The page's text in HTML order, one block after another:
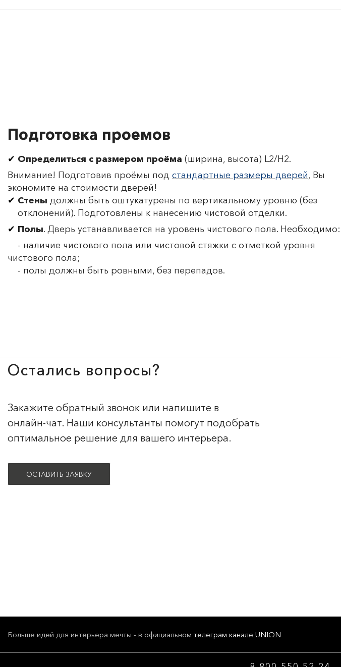
Подготовка проемов
Определиться с размером проёма (ширина, высота) L2/H2.
Внимание! Подготовив проёмы под стандартные размеры дверей, Вы
экономите на стоимости дверей!
Стены должны быть оштукатурены по вертикальному уровню (без
отклонений). Подготовлены к нанесению чистовой отделки.
Полы. Дверь устанавливается на уровень чистового пола. Необходимо:
- наличие чистового пола или чистовой стяжки с отметкой уровня
чистового пола;
- полы должны быть ровными, без перепадов.
Остались вопросы?
Закажите обратный звонок или напишите в
онлайн-чат. Наши консультанты помогут подобрать
оптимальное решение для вашего интерьера.
ОСТАВИТЬ ЗАЯВКУ
Больше идей для интерьера мечты - в официальном телеграм канале UNION